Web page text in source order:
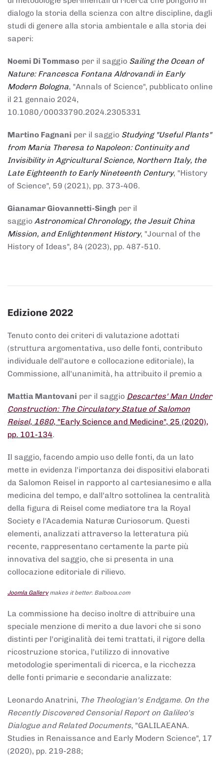
dialogo la storia della scienza con altre discipline, dagli
studi di genere alla storia ambientale e alla storia dei
saperi:
Noemi Di Tommaso per il saggio Sailing the Ocean of
Nature: Francesca Fontana Aldrovandi in Early
Modern Bologna, "Annals of Science", pubblicato online
il 21 gennaio 2024,
10.1080/00033790.2024.2305331
Martino Fagnani per il saggio Studying "Useful Plants"
from Maria Theresa to Napoleon: Continuity and
Invisibility in Agricultural Science, Northern Italy, the
Late Eighteenth to Early Nineteenth Century, "History
of Science", 59 (2021), pp. 373-406.
Gianamar Giovannetti-Singh per il
saggio Astronomical Chronology, the Jesuit China
Mission, and Enlightenment History, "Journal of the
History of Ideas", 84 (2023), pp. 487-510.
Edizione 2022
Tenuto conto dei criteri di valutazione adottati
(struttura argomentativa, uso delle fonti, contributo
individuale dell'autore e collocazione editoriale), la
Commissione, all'unanimità, ha attribuito il premio a
Mattia Mantovani per il saggio Descartes' Man Under
Construction: The Circulatory Statue of Salomon
Reisel, 1680, "Early Science and Medicine", 25 (2020),
pp. 101-134.
Il saggio, facendo ampio uso delle fonti, da un lato
mette in evidenza l'importanza dei dispositivi elaborati
da Salomon Reisel in rapporto al cartesianesimo e alla
medicina del tempo, e dall'altro sottolinea la centralità
della figura di Reisel come mediatore tra la Royal
Society e l'Academia Naturæ Curiosorum. Questi
elementi, analizzati attraverso la letteratura più
recente, rappresentano certamente la parte più
innovativa del saggio, che si presenta in una
collocazione editoriale di rilievo.
Joomla Gallerymakes it better. Balbooa.com
La commissione ha deciso inoltre di attribuire una
speciale menzione di merito a due lavori che si sono
distinti per l'originalità dei temi trattati, il rigore della
ricostruzione storica, l'utilizzo di innovative
metodologie sperimentali di ricerca, e la ricchezza
delle fonti primarie e secondarie analizzate:
Leonardo Anatrini, The Theologian's Endgame. On the
Recently Discovered Censorial Report on Galileo's
Dialogue and Related Documents, "GALILAEANA.
Studies in Renaissance and Early Modern Science", 17
(2020), pp. 219-288;